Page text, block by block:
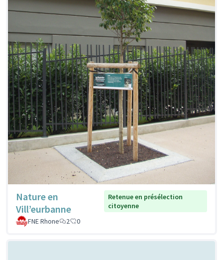
Nature en
Vill’eurbanne
Retenue en présélection
citoyenne
FNE Rhone
2 0